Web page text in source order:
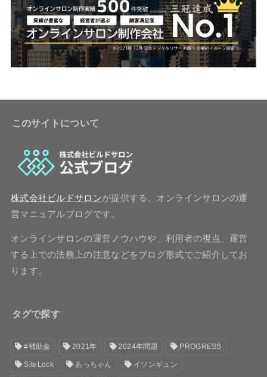
このサイトについて
株式会社ビルドサロンが提供する、オンラインサロンの運
営マニュアルブログです。
オンラインサロンの運営ノウハウや、利用者の視点、運営
する上での法務上の注意などをブログ形式でご紹介してお
ります。
タグで探す
#補助金 2021年 2024年問題 PROGRESS
SiteLock あっちゃん イソンギュン